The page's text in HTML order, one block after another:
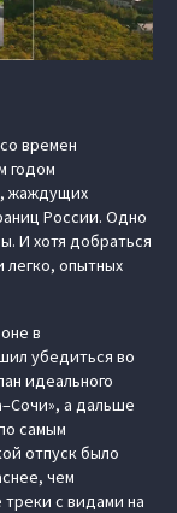
времен
годом
жаждущих
России. Одно
И хотя добраться
легко, опытных
в
убедиться во
идеального
а дальше
самым
отпуск было
чем
с видами на